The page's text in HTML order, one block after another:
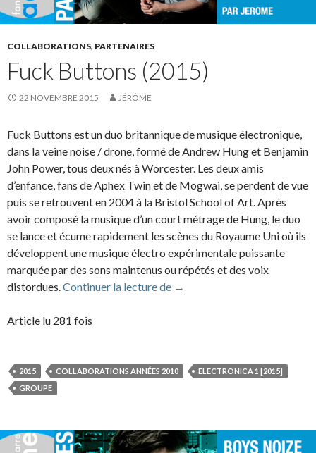
COLLABORATIONS, PARTENAIRES
Fuck Buttons (2015)
22 NOVEMBRE 2015 JÉRÔME
Fuck Buttons est un duo britannique de musique électronique,
dans la veine noise / drone, formé de Andrew Hung et Benjamin
John Power, tous deux nés à Worcester. Les deux amis
d’enfance, fans de Aphex Twin et de Mogwai, se perdent de vue
puis se retrouvent en 2004 à la Bristol School of Art. Après
avoir composé la musique d’un court métrage de Hung, le duo
se lance et écume rapidement les scènes du Royaume Uni où ils
développent une musique électro expérimentale puissante
marquée par des sons maintenus ou répétés et des voix
distordues.Continuer la lecture de Fuck Buttons (2015)
→
Article lu 281 fois
2015 COLLABORATIONS ANNÉES 2010
ELECTRONICA 1 [2015]
GROUPE